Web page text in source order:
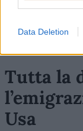
Data Deletion
Tutta la
Usa